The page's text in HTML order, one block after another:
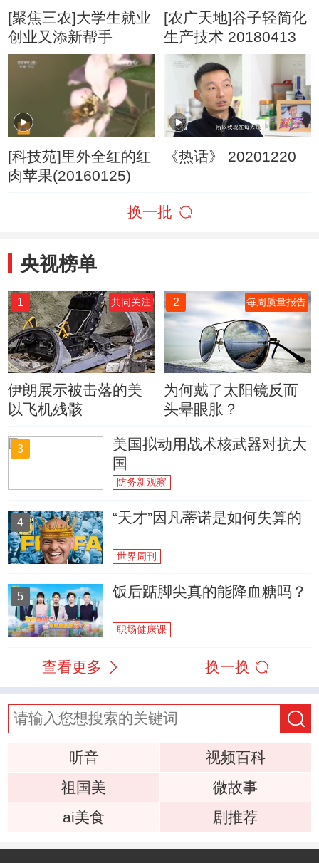
[聚焦三农]大学生就业
创业又添新帮手
[农广天地]谷子轻简化
生产技术 20180413
[科技苑]里外全红的红
肉苹果(20160125)
《热话》 20201220
换一批
央视榜单
1 共同关注
伊朗展示被击落的美
以飞机残骸
2 每周质量报告
为何戴了太阳镜反而
头晕眼胀？
3
美国拟动用战术核武器对抗大
国
防务新观察
4 “天才”因凡蒂诺是如何失算的
世界周刊
5 饭后踮脚尖真的能降血糖吗？
职场健康课
查看更多 换一换
听音
视频百科
祖国美
微故事
ai美食
剧推荐